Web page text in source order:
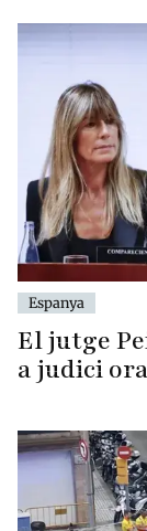
Espanya
El jutge
a judici